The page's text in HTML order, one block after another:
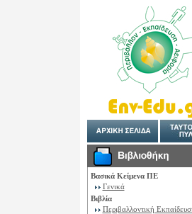
Βασικά Κείμενα ΠΕ
Γενικά
Βιβλία
Περιβαλλοντική